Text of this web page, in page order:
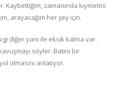
zamanında kıymetini
arayacağım her şey için.
diğer yanı ile eksik kalma var.
söyler. Batıni bir
olmasını anlatıyor.